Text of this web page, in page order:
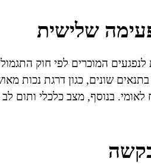
שלישית
שונים, כגון דרגת נכות
בנוסף, מצב כלכלי ותום